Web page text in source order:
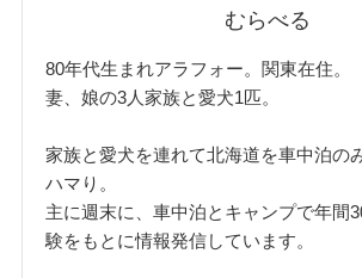
むらべる
80年代生まれアラフォー。関東在住。
妻、娘の3人家族と愛犬1匹。
家族と愛犬を連れて北海道を車中泊の
ハマり。
主に週末に、車中泊とキャンプで年間
験をもとに情報発信しています。